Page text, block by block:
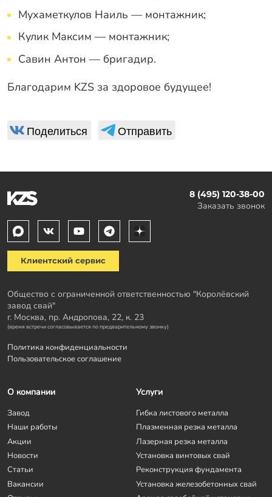
Мухаметкулов Наиль — монтажник;
Кулик Максим — монтажник;
Савин Антон — бригадир.
Благодарим KZS за здоровое будущее!
Поделиться Отправить
8 (495) 120-38-00
Заказать звонок
Клиентский сервис
Общество с ограниченной ответственностью "Королёвский
завод свай"
г. Москва, пр. Андропова, 22, к. 23
(время встречи согласовывается по предварительному звонку)
Политика конфиденциальности
Пользовательское соглашение
О компании
Завод
Наши работы
Акции
Новости
Статьи
Вакансии
Услуги
Гибка листового металла
Плазменная резка металла
Лазерная резка металла
Установка винтовых свай
Реконструкция фундамента
Установка железобетонных свай